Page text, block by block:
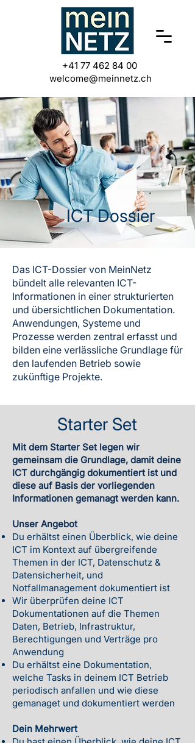
+41 77 462 84 00
welcome@meinnetz.ch
ICT Dossier
Das ICT-Dossier von MeinNetz
bündelt alle relevanten ICT-
Informationen in einer strukturierten
und übersichtlichen Dokumentation.
Anwendungen, Systeme und
Prozesse werden zentral erfasst und
bilden eine verlässliche Grundlage für
den laufenden Betrieb sowie
zukünftige Projekte.
Starter Set
Mit dem Starter Set legen wir
gemeinsam die Grundlage, damit deine
ICT durchgängig dokumentiert ist und
diese auf Basis der vorliegenden
Informationen gemanagt werden kann.
Unser Angebot
Du erhältst einen Überblick, wie deine
ICT im Kontext auf übergreifende
Themen in der ICT, Datenschutz &
Datensicherheit, und
Notfallmanagement dokumentiert ist
Wir überprüfen deine ICT
Dokumentationen auf die Themen
Daten, Betrieb, Infrastruktur,
Berechtigungen und Verträge pro
Anwendung
Du erhältst eine Dokumentation,
welche Tasks in deinem ICT Betrieb
periodisch anfallen und wie diese
gemanaget und dokumentiert werden
Dein Mehrwert